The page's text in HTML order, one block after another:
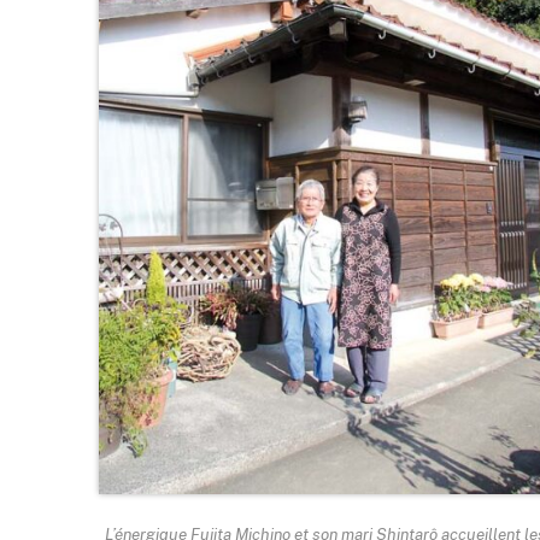
L’énergique Fujita Michino et son mari Shintarô accueillent